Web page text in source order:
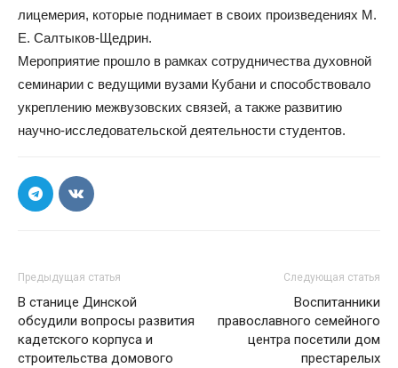
лицемерия, которые поднимает в своих произведениях М.
Е. Салтыков-Щедрин.
Мероприятие прошло в рамках сотрудничества духовной
семинарии с ведущими вузами Кубани и способствовало
укреплению межвузовских связей, а также развитию
научно-исследовательской деятельности студентов.
Предыдущая статья
В станице Динской
обсудили вопросы развития
кадетского корпуса и
строительства домового
Следующая статья
Воспитанники
православного семейного
центра посетили дом
престарелых